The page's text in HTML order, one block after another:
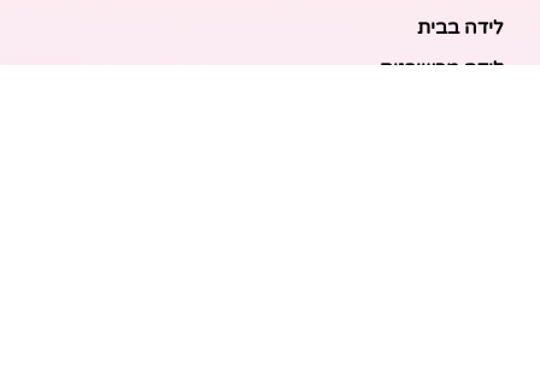
לידה בבית
לידה מכשירנית